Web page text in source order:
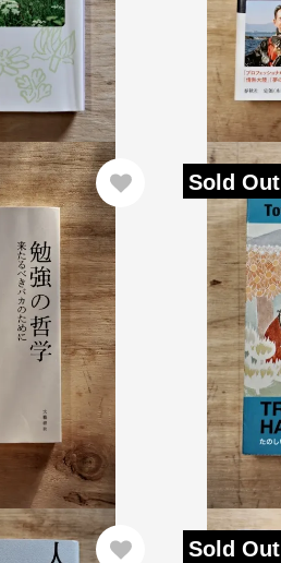
Sold Out
Sold Out